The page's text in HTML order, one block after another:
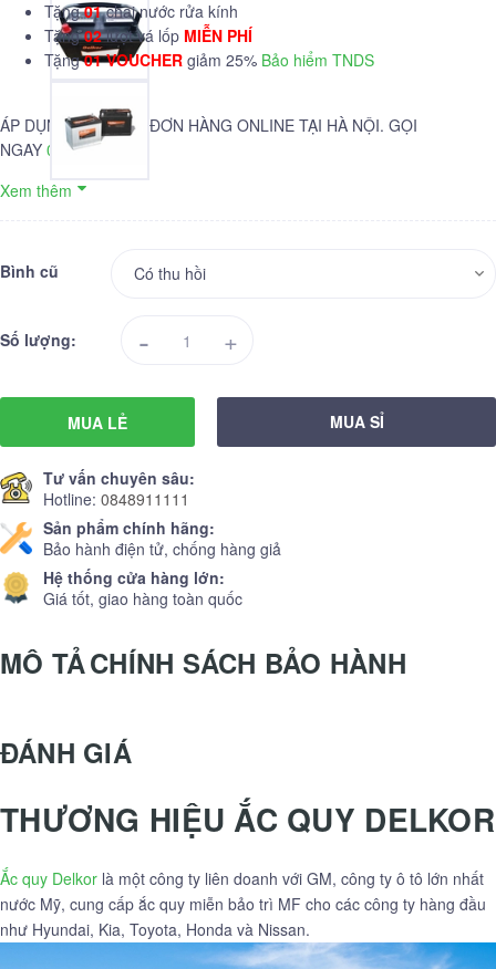
Tặng01 chai nước rửa kính
Tặng02 lượt vá lốp MIỄN PHÍ
Tặng01 VOUCHER giảm 25% Bảo hiểm TNDS
ÁP DỤNG CHO CÁC ĐƠN HÀNG ONLINE TẠI HÀ NỘI. GỌI
NGAY 084.89.11111
Xem thêm
Bình cũ
Số lượng: - +
MUA LẺ MUA SỈ
Tư vấn chuyên sâu:
Hotline: 0848911111
Sản phẩm chính hãng:
Bảo hành điện tử, chống hàng giả
Hệ thống cửa hàng lớn:
Giá tốt, giao hàng toàn quốc
MÔ TẢCHÍNH SÁCH BẢO HÀNH
ĐÁNH GIÁ
THƯƠNG HIỆU ẮC QUY DELKOR
Ắc quy Delkor là một công ty liên doanh với GM, công ty ô tô lớn nhất
nước Mỹ, cung cấp ắc quy miễn bảo trì MF cho các công ty hàng đầu
như Hyundai, Kia, Toyota, Honda và Nissan.